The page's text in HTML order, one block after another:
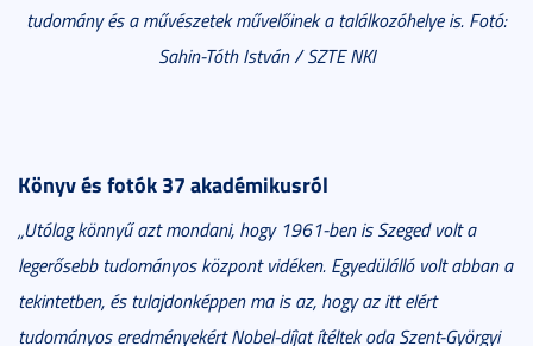
tudomány és a művészetek művelőinek a találkozóhelye is. Fotó:
Sahin-Tóth István / SZTE NKI
Könyv és fotók 37 akadémikusról
„Utólag könnyű azt mondani, hogy 1961-ben is Szeged volt a
legerősebb tudományos központ vidéken. Egyedülálló volt abban a
tekintetben, és tulajdonképpen ma is az, hogy az itt elért
tudományos eredményekért Nobel-díjat ítéltek oda Szent-Györgyi